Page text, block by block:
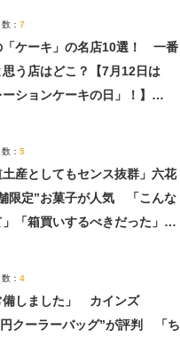
： 7
「ケーキ」の名店10選！ 一番
思う店はどこ？【7月12日は
ーションケーキの日」！】
： 5
土産としてもセンス抜群」六花
限定”お菓子が人気 「こんな
「箱買いするべきだった」
： 4
備しました」 カインズ
クーラーバッグ”が評判 「ち